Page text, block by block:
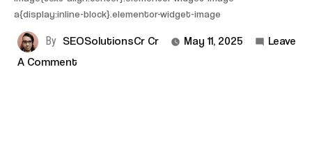
a{display:inline-block}.elementor-widget-image
By SEOSolutionsCr Cr May 11, 2025
Leave
A Comment